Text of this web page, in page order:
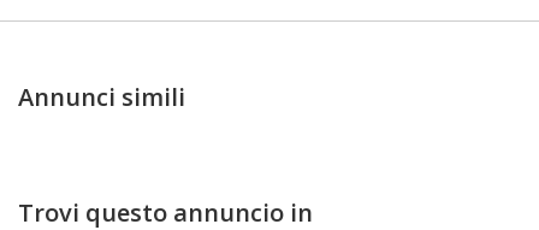
Annunci simili
Trovi questo annuncio in